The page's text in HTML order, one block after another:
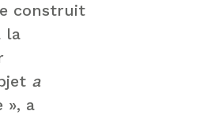
construit
la
a
», a